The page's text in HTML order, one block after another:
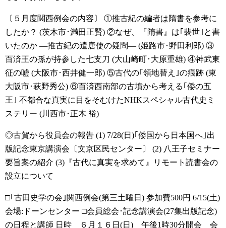
〔５月度関西例会の内容〕
①推古紀の編者は隋書を参考に
したか？ (茨木市･満田正賢) ②なぜ、『隋書』は｢裴世｣と書
いたのか ―推古紀の遣唐使の疑問― (姫路市･野田利郎) ③
百済王の孫が持参した七支刀 (大山崎町･大原重雄) ④神武東
征の嘘 (大阪市･西井健一郎) ⑤古代の｢領地替え｣の痕跡 (東
大阪市･萩野秀公) ⑥百済西南部の古墳から考える｢倭の五
王｣ 不都合な真実に目をそむけたNHKスペシャル古代史ミ
ステリー (川西市･正木 裕)
◎古賀から役員会の報告 (1) 7/28(日)｢倭国から日本国へ｣出
版記念東京講演会〔文京区民センター〕
(2) 八王子セミナー
要旨案の紹介 (3)『古代に真実を求めて』リモート読書会の
設立について
□｢古田史学の会｣関西例会(第三土曜日) 参加費500円 6/15(土)
会場:ドーンセンター □会員総会･記念講演会(27集出版記念)
の日程と講師 日時 ６月１６日(日) 午後1時30分開会 会